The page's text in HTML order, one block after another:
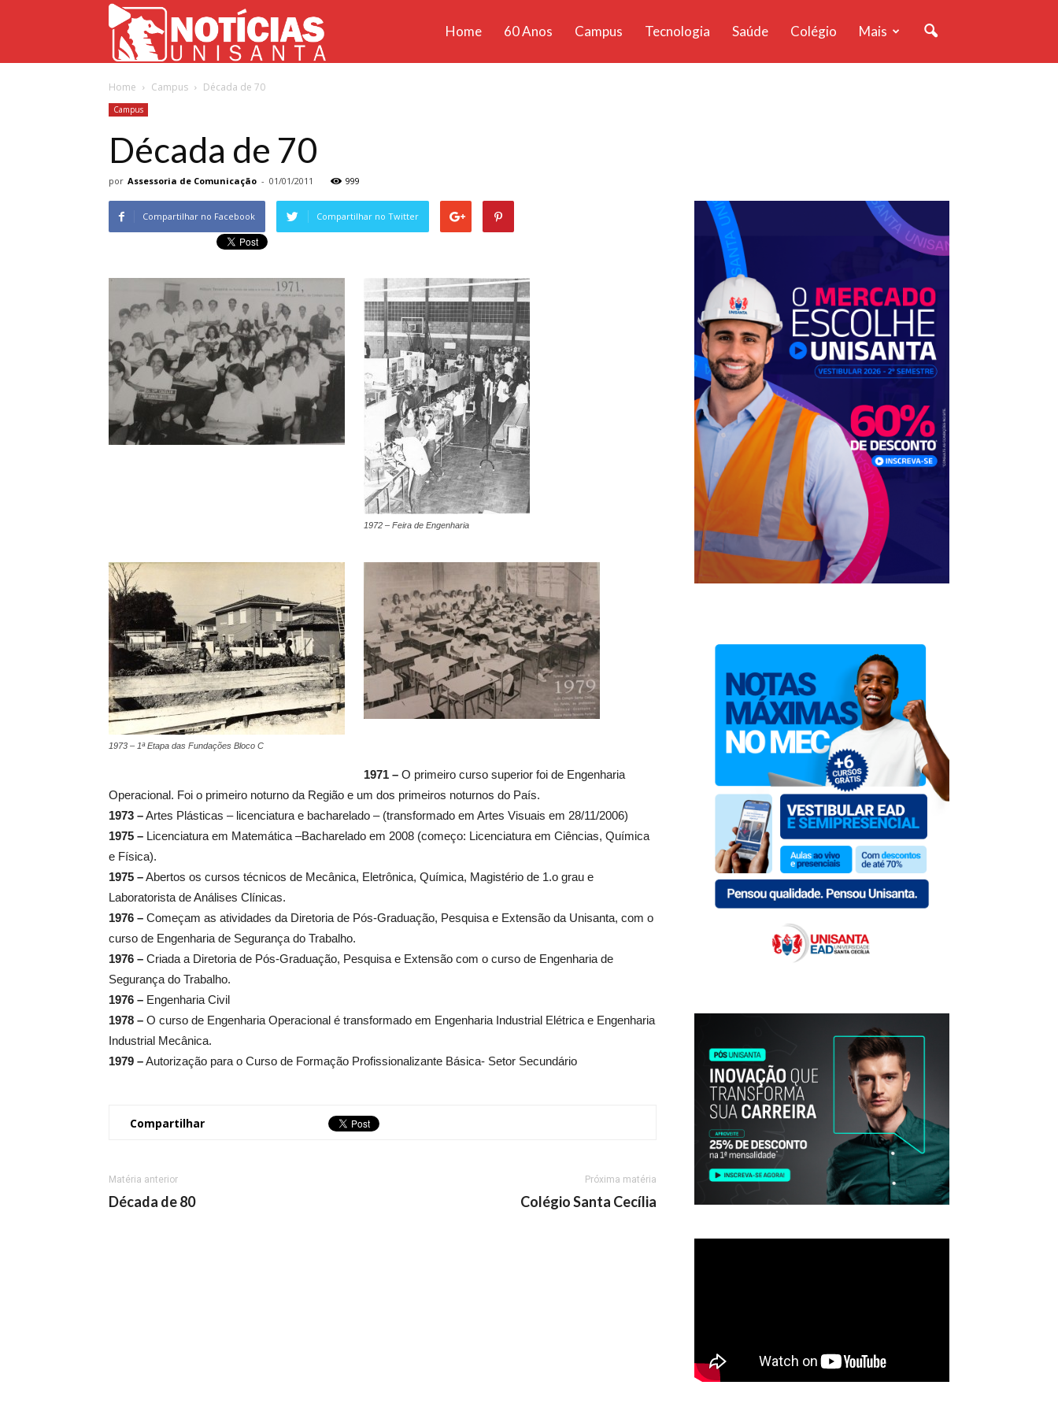
Home 60 Anos Campus Tecnologia Saúde Colégio Mais
Home Campus Década de 70
Campus
Década de 70
por Assessoria de Comunicação - 01/01/2011 999
Compartilhar no Facebook Compartilhar no Twitter
1972 – Feira de Engenharia
1973 – 1ª Etapa das Fundações Bloco C
1971 – O primeiro curso superior foi de Engenharia
Operacional. Foi o primeiro noturno da Região e um dos primeiros noturnos do País.
1973 –Artes Plásticas – licenciatura e bacharelado – (transformado em Artes Visuais em 28/11/2006)
1975 – Licenciatura em Matemática –Bacharelado em 2008 (começo: Licenciatura em Ciências, Química
e Física).
1975 –Abertos os cursos técnicos de Mecânica, Eletrônica, Química, Magistério de 1.o grau e
Laboratorista de Análises Clínicas.
1976 – Começam as atividades da Diretoria de Pós-Graduação, Pesquisa e Extensão da Unisanta, com o
curso de Engenharia de Segurança do Trabalho.
1976 – Criada a Diretoria de Pós-Graduação, Pesquisa e Extensão com o curso de Engenharia de
Segurança do Trabalho.
1976 – Engenharia Civil
1978 – O curso de Engenharia Operacional é transformado em Engenharia Industrial Elétrica e Engenharia
Industrial Mecânica.
1979 –Autorização para o Curso de Formação Profissionalizante Básica- Setor Secundário
Compartilhar
Matéria anterior
Década de 80
Próxima matéria
Colégio Santa Cecília